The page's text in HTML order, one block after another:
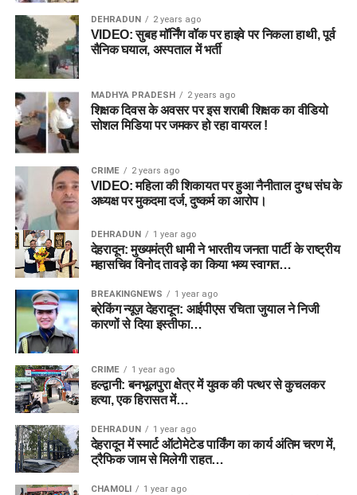
DEHRADUN 2 years ago
VIDEO: सुबह मॉर्निंग वॉक पर हाइवे पर निकला हाथी, पूर्व
सैनिक घयाल, अस्पताल में भर्ती
MADHYA PRADESH 2 years ago
शिक्षक दिवस के अवसर पर इस शराबी शिक्षक का वीडियो
सोशल मिडिया पर जमकर हो रहा वायरल !
CRIME 2 years ago
VIDEO: महिला की शिकायत पर हुआ नैनीताल दुग्ध संघ के
अध्यक्ष पर मुकदमा दर्ज, दुष्कर्म का आरोप।
DEHRADUN 1 year ago
देहरादून: मुख्यमंत्री धामी ने भारतीय जनता पार्टी के राष्ट्रीय
महासचिव विनोद तावड़े का किया भव्य स्वागत…
BREAKINGNEWS 1 year ago
ब्रेकिंग न्यूज़ देहरादून: आईपीएस रचिता जुयाल ने निजी
कारणों से दिया इस्तीफा…
CRIME 1 year ago
हल्द्वानी: बनभूलपुरा क्षेत्र में युवक की पत्थर से कुचलकर
हत्या, एक हिरासत में…
DEHRADUN 1 year ago
देहरादून में स्मार्ट ऑटोमेटेड पार्किंग का कार्य अंतिम चरण में,
ट्रैफिक जाम से मिलेगी राहत…
CHAMOLI 1 year ago